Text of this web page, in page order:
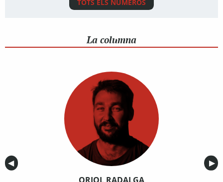
TOTS ELS NÚMEROS
La columna
Anterior
◀︎ ▶︎
ORIOL RADALGA